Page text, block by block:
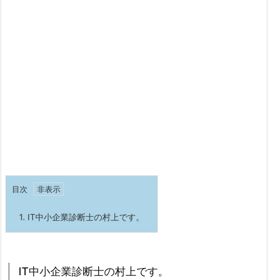
目次
1. IT中小企業診断士の村上です。
IT中小企業診断士の村上です。